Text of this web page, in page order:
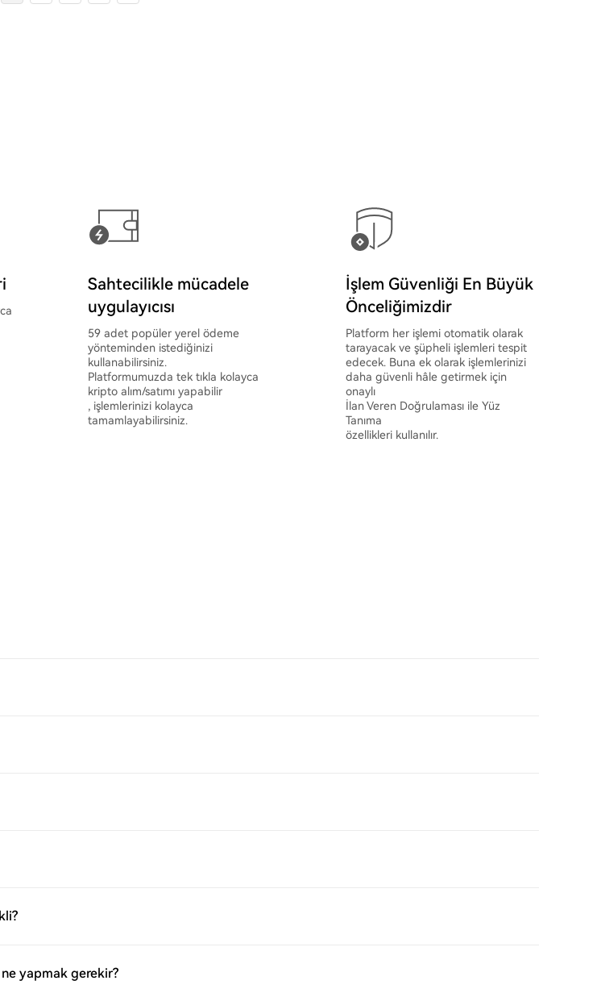
Sahtecilikle mücadele
uygulayıcısı
59 adet popüler yerel ödeme
yönteminden istediğinizi
kullanabilirsiniz.
Platformumuzda tek tıkla kolayca
kripto alım/satımı yapabilir
, işlemlerinizi kolayca
tamamlayabilirsiniz.
İşlem Güvenliği En Büyük
Önceliğimizdir
Platform her işlemi otomatik olarak
tarayacak ve şüpheli işlemleri tespit
edecek. Buna ek olarak işlemlerinizi
daha güvenli hâle getirmek için
onaylı
İlan Veren Doğrulaması ile Yüz
Tanıma
özellikleri kullanılır.
yapmak gerekir?